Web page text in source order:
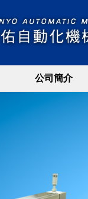
公司簡介